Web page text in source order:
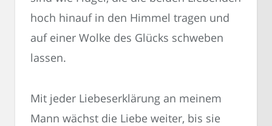
hoch hinauf in den Himmel tragen und
auf einer Wolke des Glücks schweben
lassen.
Mit jeder Liebeserklärung an meinem
Mann wächst die Liebe weiter, bis sie